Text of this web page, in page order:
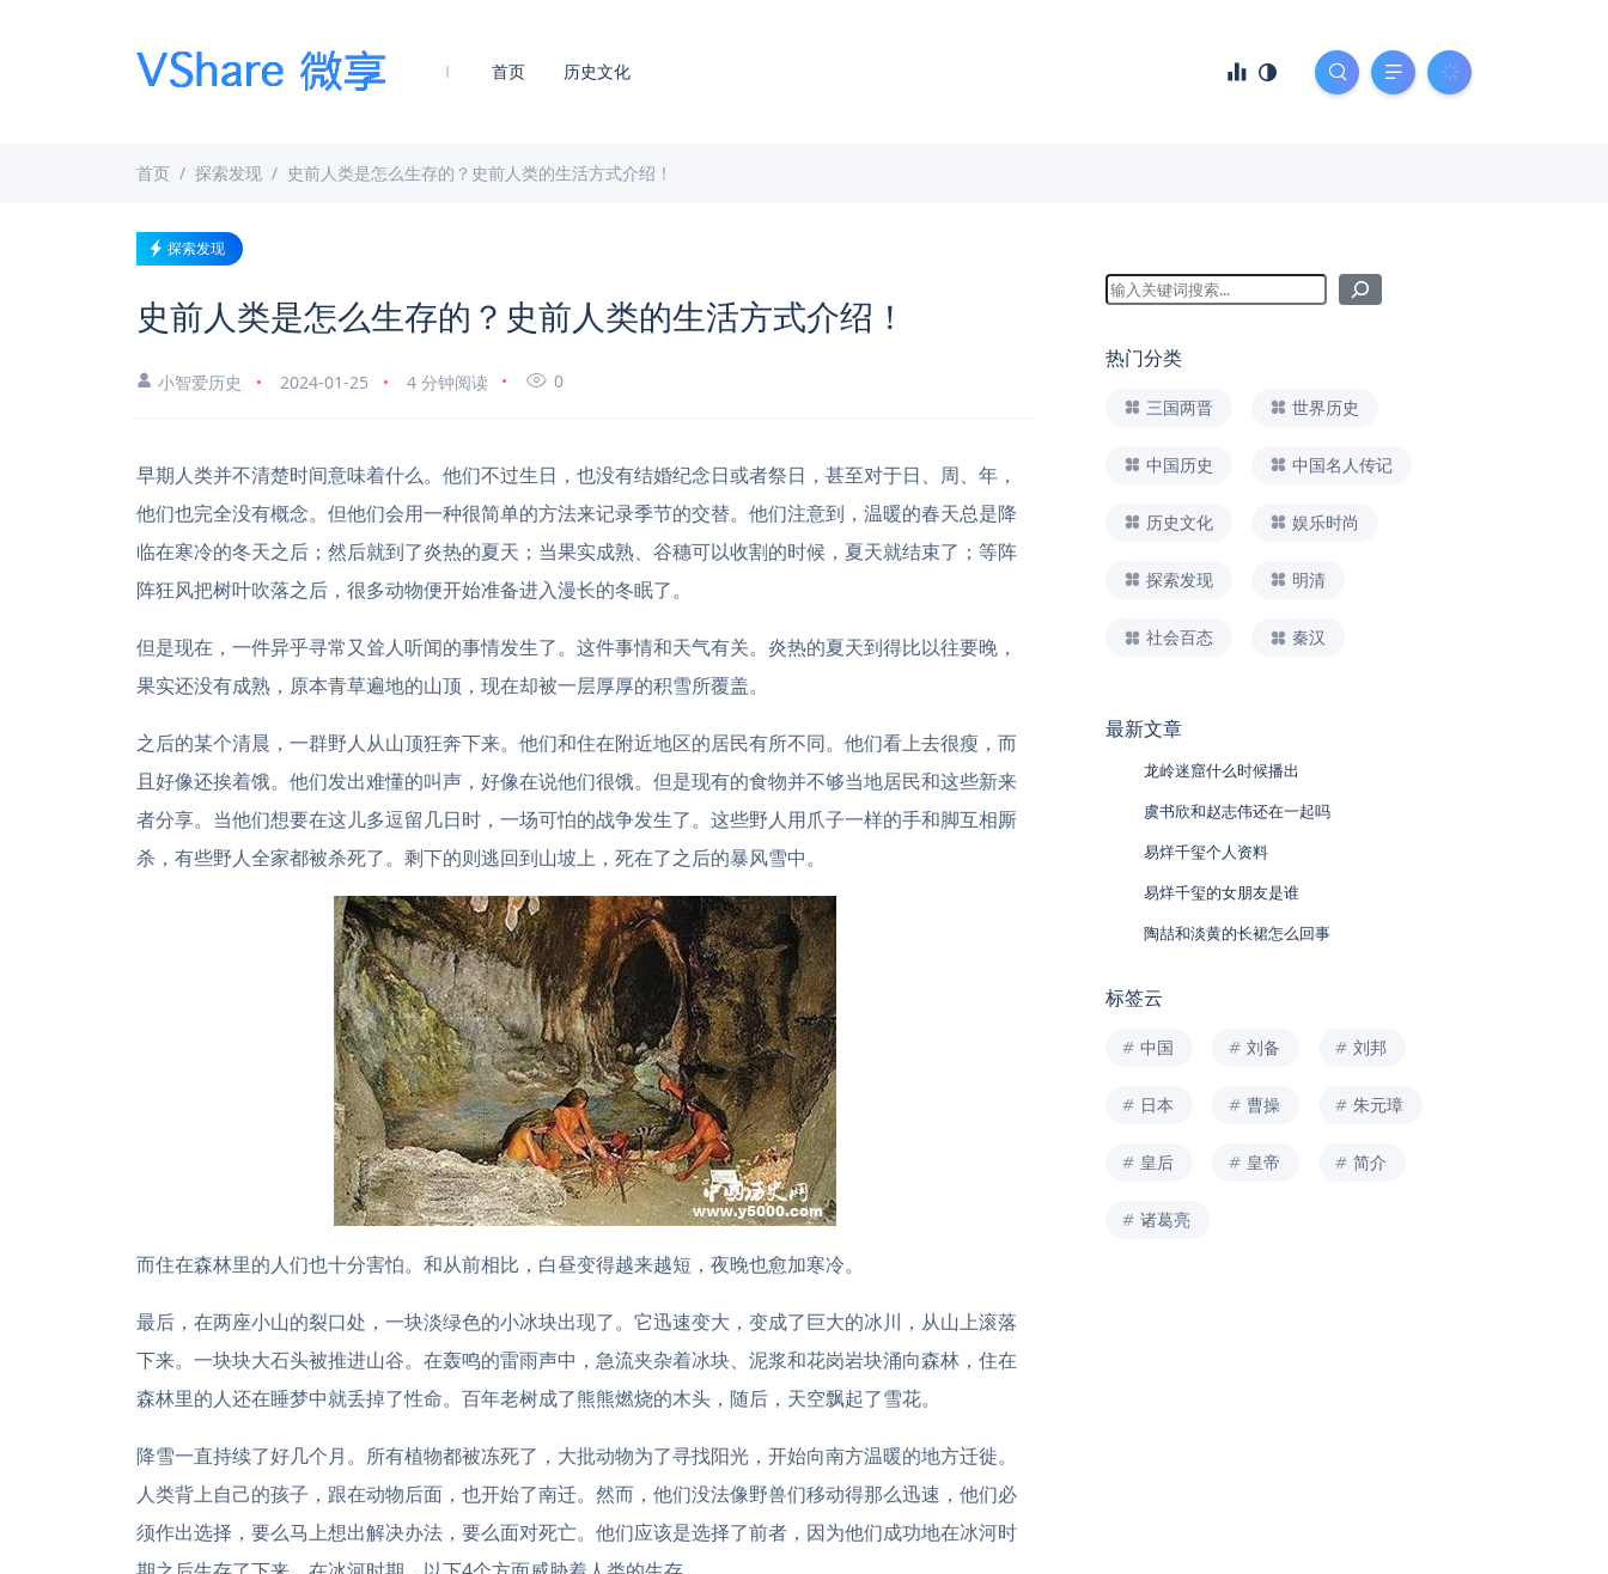
首页 历史文化
首页 探索发现 史前人类是怎么生存的？史前人类的生活方式介绍！
探索发现
史前人类是怎么生存的？史前人类的生活方式介绍！
小智爱历史 2024-01-25 4 分钟阅读 0
早期人类并不清楚时间意味着什么。他们不过生日，也没有结婚纪念日或者祭日，甚至对于日、周、年，
他们也完全没有概念。但他们会用一种很简单的方法来记录季节的交替。他们注意到，温暖的春天总是降
临在寒冷的冬天之后；然后就到了炎热的夏天；当果实成熟、谷穗可以收割的时候，夏天就结束了；等阵
阵狂风把树叶吹落之后，很多动物便开始准备进入漫长的冬眠了。
但是现在，一件异乎寻常又耸人听闻的事情发生了。这件事情和天气有关。炎热的夏天到得比以往要晚，
果实还没有成熟，原本青草遍地的山顶，现在却被一层厚厚的积雪所覆盖。
之后的某个清晨，一群野人从山顶狂奔下来。他们和住在附近地区的居民有所不同。他们看上去很瘦，而
且好像还挨着饿。他们发出难懂的叫声，好像在说他们很饿。但是现有的食物并不够当地居民和这些新来
者分享。当他们想要在这儿多逗留几日时，一场可怕的战争发生了。这些野人用爪子一样的手和脚互相厮
杀，有些野人全家都被杀死了。剩下的则逃回到山坡上，死在了之后的暴风雪中。
而住在森林里的人们也十分害怕。和从前相比，白昼变得越来越短，夜晚也愈加寒冷。
最后，在两座小山的裂口处，一块淡绿色的小冰块出现了。它迅速变大，变成了巨大的冰川，从山上滚落
下来。一块块大石头被推进山谷。在轰鸣的雷雨声中，急流夹杂着冰块、泥浆和花岗岩块涌向森林，住在
森林里的人还在睡梦中就丢掉了性命。百年老树成了熊熊燃烧的木头，随后，天空飘起了雪花。
降雪一直持续了好几个月。所有植物都被冻死了，大批动物为了寻找阳光，开始向南方温暖的地方迁徙。
人类背上自己的孩子，跟在动物后面，也开始了南迁。然而，他们没法像野兽们移动得那么迅速，他们必
须作出选择，要么马上想出解决办法，要么面对死亡。他们应该是选择了前者，因为他们成功地在冰河时
热门分类
三国两晋 世界历史
中国历史 中国名人传记
历史文化 娱乐时尚
探索发现 明清
社会百态 秦汉
最新文章
龙岭迷窟什么时候播出
虞书欣和赵志伟还在一起吗
易烊千玺个人资料
易烊千玺的女朋友是谁
陶喆和淡黄的长裙怎么回事
标签云
中国 刘备 刘邦
日本 曹操 朱元璋
皇后 皇帝 简介
诸葛亮